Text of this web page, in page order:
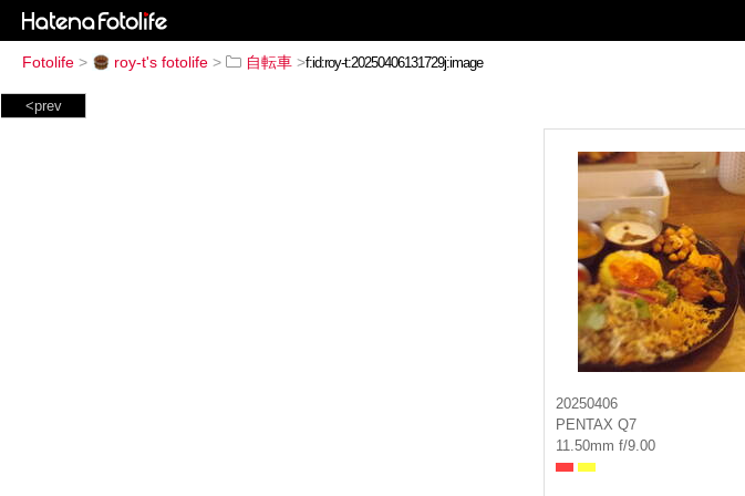
Fotolife > roy-t's fotolife > 自転車 >
<prev
20250406
PENTAX Q7
11.50mm f/9.00